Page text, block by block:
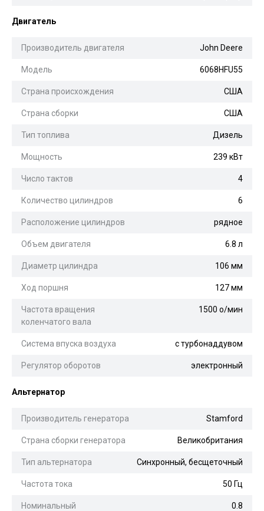
Двигатель
Производитель двигателя John Deere
Модель 6068HFU55
Страна происхождения США
Страна сборки США
Тип топлива Дизель
Мощность 239 кВт
Число тактов 4
Количество цилиндров 6
Расположение цилиндров рядное
Объем двигателя 6.8 л
Диаметр цилиндра 106 мм
Ход поршня 127 мм
Частота вращения
коленчатого вала
1500 о/мин
Система впуска воздуха с турбонаддувом
Регулятор оборотов электронный
Альтернатор
Производитель генератора Stamford
Страна сборки генератора Великобритания
Тип альтернатора Синхронный, бесщеточный
Частота тока 50 Гц
Номинальный 0.8